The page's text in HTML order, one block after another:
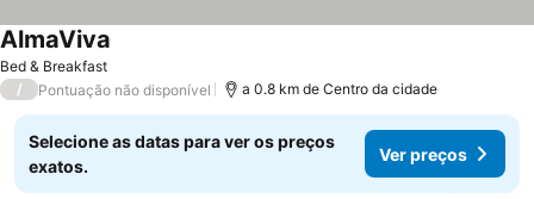
Bed & Breakfast
AlmaViva
/ Pontuação não disponível a 0.8 km de Centro da cidade
Selecione as datas para ver os preços
exatos.
Ver preços